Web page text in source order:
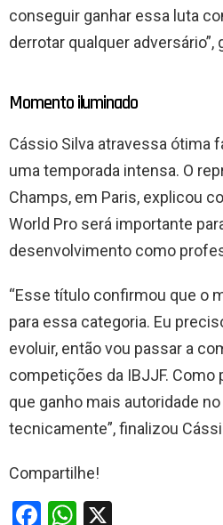
conseguir ganhar essa luta
derrotar qualquer adversário”,
Momento iluminado
Cássio Silva atravessa ótima
uma temporada intensa. O
Champs, em Paris, explicou
World Pro será importante
desenvolvimento como
“Esse título confirmou que o
para essa categoria. Eu
evoluir, então vou passar a
competições da IBJJF.
que ganho mais autoridade
tecnicamente”, finalizou
Compartilhe!
F W